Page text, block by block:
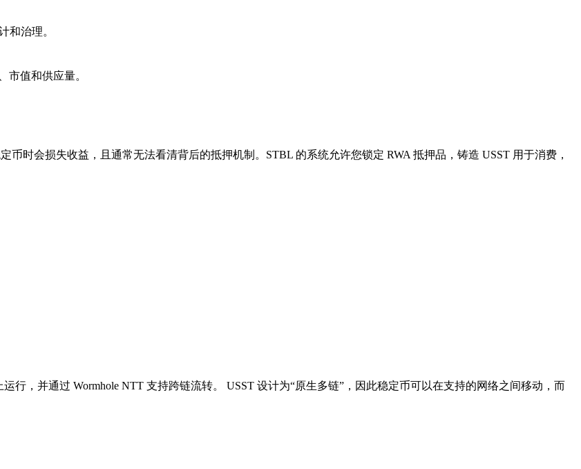
和治理。
市值和供应量。
币时会损失收益，且通常无法看清背后的抵押机制。STBL 的系统允许您锁定 RWA 抵押品，铸造 USST 用于消费，
运行，并通过 Wormhole NTT 支持跨链流转。 USST 设计为“原生多链”，因此稳定币可以在支持的网络之间移动，而